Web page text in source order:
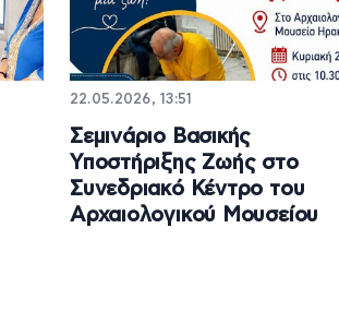
22.05.2026, 13:51
Σεμινάριο Βασικής
Υποστήριξης Ζωής στο
Συνεδριακό Κέντρο του
Αρχαιολογικού Μουσείου